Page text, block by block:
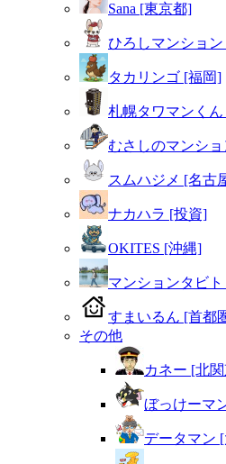
Sana [東京都]
ひろしマンショ
タカリンゴ [福岡]
札幌タワマンく
むさしのマンシ
スムハジメ [名古
ナカハラ [投資]
OKITES [沖縄]
マンションタビ
すまいるん [首都
その他
カネー [北
ぼっけーマ
データマン